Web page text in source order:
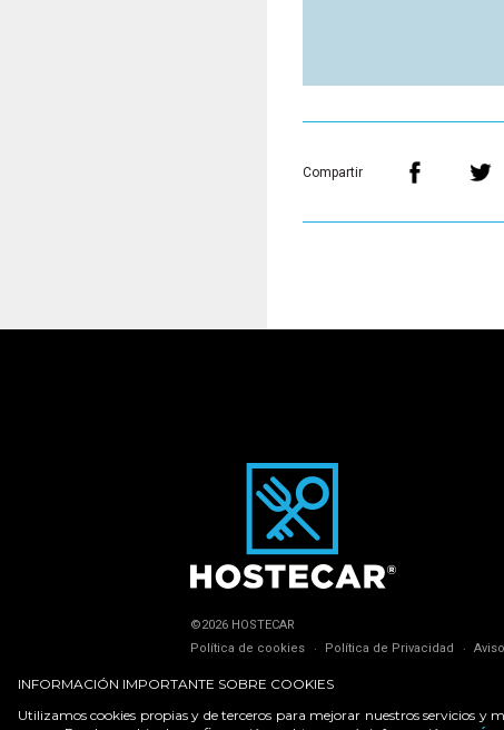
Compartir
©2026 HOSTECAR
Política de cookies
Política de Privacidad
INFORMACIÓN IMPORTANTE SOBRE COOKIES
Utilizamos cookies propias y de terceros para mejorar nuestros servicios y